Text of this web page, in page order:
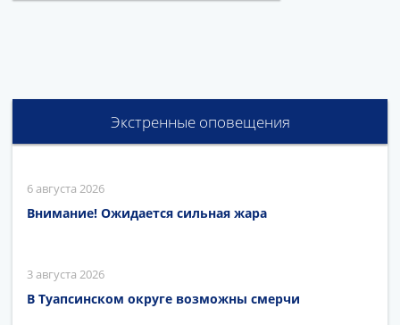
Экстренные оповещения
6 августа 2026
Внимание! Ожидается сильная жара
3 августа 2026
В Туапсинском округе возможны смерчи